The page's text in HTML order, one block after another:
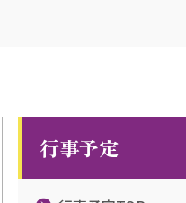
行事予定